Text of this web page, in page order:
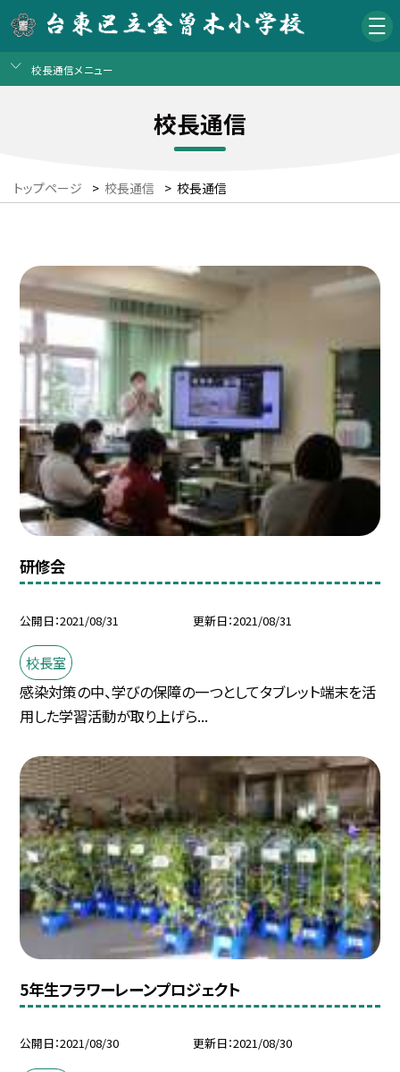
校長通信メニュー
校長通信
トップページ > 校長通信 > 校長通信
研修会
公開日 2021/08/31 更新日 2021/08/31
校長室
感染対策の中、学びの保障の一つとしてタブレット端末を活
用した学習活動が取り上げら...
5年生フラワーレーンプロジェクト
公開日 2021/08/30 更新日 2021/08/30